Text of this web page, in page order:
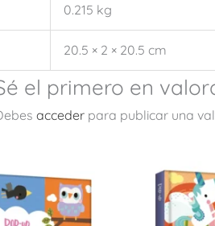
0.215 kg
20.5 × 2 × 20.5 cm
el primero en
acceder para publicar una